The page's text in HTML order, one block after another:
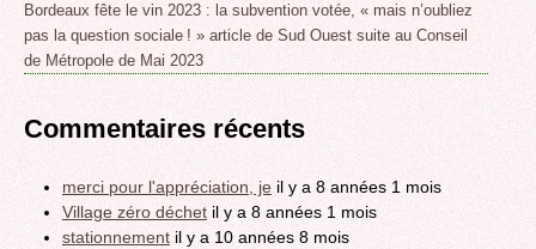
Bordeaux fête le vin 2023 : la subvention votée, « mais n’oubliez
pas la question sociale ! » article de Sud Ouest suite au Conseil
de Métropole de Mai 2023
Commentaires récents
merci pour l'appréciation, je il y a 8 années 1 mois
Village zéro déchet il y a 8 années 1 mois
stationnement il y a 10 années 8 mois